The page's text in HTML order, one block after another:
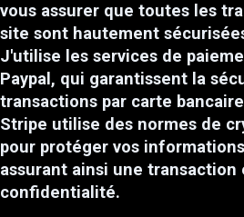
vous assurer que toutes les
site sont hautement
J'utilise les services de
Paypal, qui garantissent la
transactions par carte
Stripe utilise des normes de
pour protéger vos
assurant ainsi une transaction
confidentialité.